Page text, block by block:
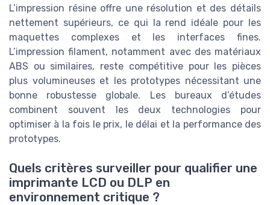
L’impression résine offre une résolution et des détails
nettement supérieurs, ce qui la rend idéale pour les
maquettes complexes et les interfaces fines.
L’impression filament, notamment avec des matériaux
ABS ou similaires, reste compétitive pour les pièces
plus volumineuses et les prototypes nécessitant une
bonne robustesse globale. Les bureaux d’études
combinent souvent les deux technologies pour
optimiser à la fois le prix, le délai et la performance des
prototypes.
Quels critères surveiller pour qualifier une
imprimante LCD ou DLP en
environnement critique ?